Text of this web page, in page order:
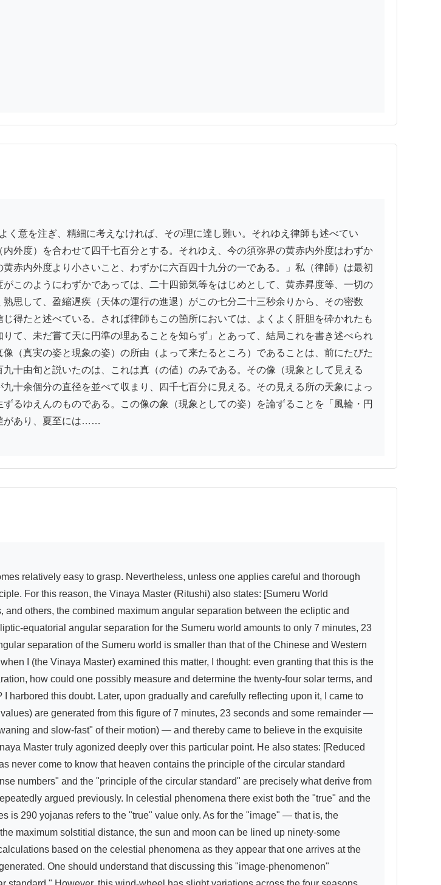
外度）を合わせて四千七百分とする。それゆえ、今の須弥界の黄赤内外度はわずか
赤内外度より小さいこと、わずかに六百四十九分の一である。」私（律師）は最初
このようにわずかであっては、二十四節気等をはじめとして、黄赤昇度等、一切の
思して、盈縮遅疾（天体の運行の進退）がこの七分二十三秒余りから、その密数
得たと述べている。されば律師もこの箇所においては、よくよく肝胆を砕かれたも
て、未だ嘗て天に円準の理あることを知らず」とあって、結局これを書き述べられ
（真実の姿と現象の姿）の所由（よって来たるところ）であることは、前にたびた
十由旬と説いたのは、これは真（の値）のみである。その像（現象として見える
十余個分の直径を並べて収まり、四千七百分に見える。その見える所の天象によっ
るゆえんのものである。この像の象（現象としての姿）を論ずることを「風輪・円
があり、夏至には……
For this reason, the Vinaya Master (Ritushi) also states: [Sumeru World
others, the combined maximum angular separation between the ecliptic and
equatorial angular separation for the Sumeru world amounts to only 7 minutes, 23
separation of the Sumeru world is smaller than that of the Chinese and Western
I (the Vinaya Master) examined this matter, I thought: even granting that this is the
how could one possibly measure and determine the twenty-four solar terms, and
this doubt. Later, upon gradually and carefully reflecting upon it, I came to
are generated from this figure of 7 minutes, 23 seconds and some remainder —
and slow-fast" of their motion) — and thereby came to believe in the exquisite
Master truly agonized deeply over this particular point. He also states: [Reduced
never come to know that heaven contains the principle of the circular standard
numbers" and the "principle of the circular standard" are precisely what derive from
argued previously. In celestial phenomena there exist both the "true" and the
is 290 yojanas refers to the "true" value only. As for the "image" — that is, the
maximum solstitial distance, the sun and moon can be lined up ninety-some
based on the celestial phenomena as they appear that one arrives at the
One should understand that discussing this "image-phenomenon"